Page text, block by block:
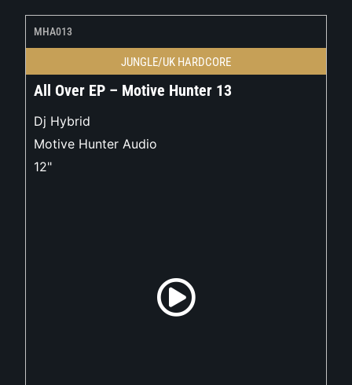
MHA013
JUNGLE/UK HARDCORE
All Over EP – Motive Hunter 13
Dj Hybrid
Motive Hunter Audio
12"